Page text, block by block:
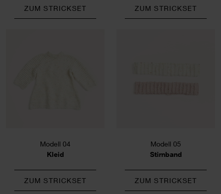
ZUM STRICKSET ZUM STRICKSET
Modell 04
Kleid
ZUM STRICKSET
Modell 05
Stirnband
ZUM STRICKSET